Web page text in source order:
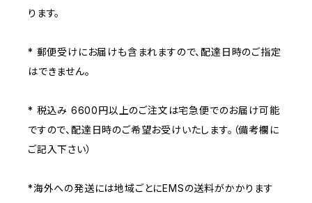
ります。
* 郵便受けにお届けも含まれますので、配達日時のご指定
はできません。
* 税込み 6600円以上のご注文は宅急便でのお届け可能
ですので、配達日時のご希望お受けいたします。（備考欄に
ご記入下さい）
*海外への発送には地域ごとにEMSの送料がかかります